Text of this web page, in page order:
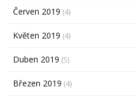
Červen 2019 (4)
Květen 2019 (4)
Duben 2019 (5)
Březen 2019 (4)